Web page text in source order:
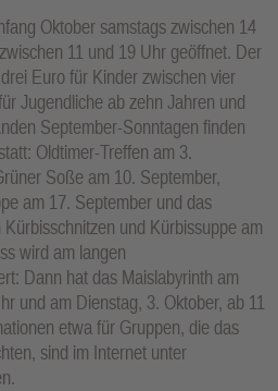
Oktober samstags zwischen 14
11 und 19 Uhr geöffnet. Der
Euro für Kinder zwischen vier
Jugendliche ab zehn Jahren und
September-Sonntagen finden
Oldtimer-Treffen am 3.
Soße am 10. September,
am 17. September und das
und Kürbissuppe am
wird am langen
Dann hat das Maislabyrinth am
und am Dienstag, 3. Oktober, ab 11
etwa für Gruppen, die das
sind im Internet unter